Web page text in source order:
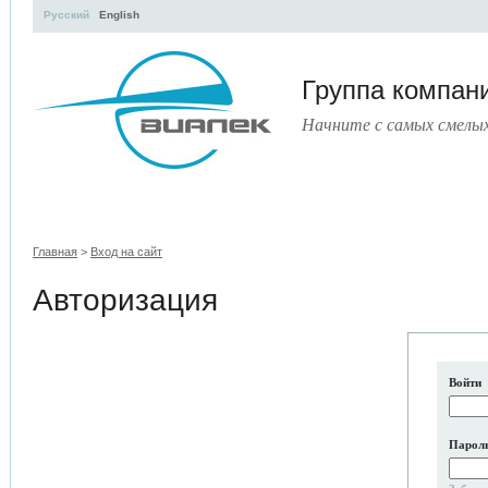
Группа
Начните с самых
Русский English
Главная > Вход на сайт
Авторизация
Войти